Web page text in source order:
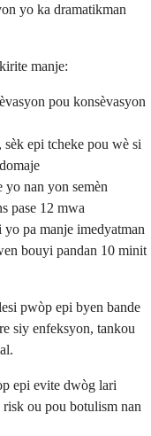
yo ka dramatikman
manje:
pou konsèvasyon
epi tcheke pou wè si
nan yon semèn
pase 12 mwa
pa manje imedyatman
bouyi pandan 10 minit
pwòp epi byen bande
siy enfeksyon, tankou
epi evite dwòg lari
ou pou botulism nan